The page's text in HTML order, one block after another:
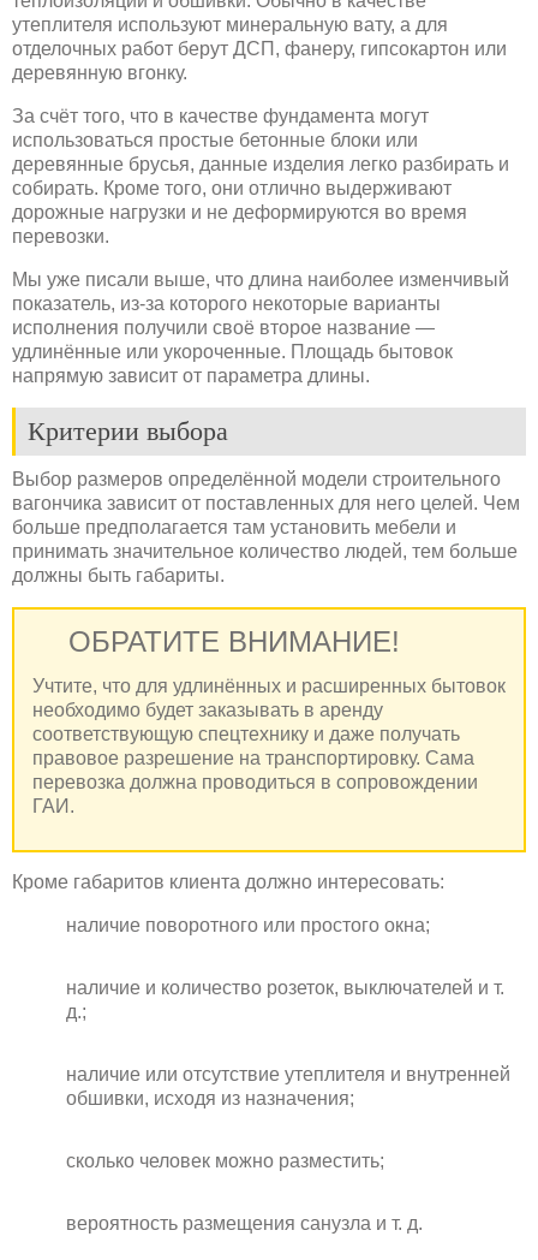
утеплителя используют минеральную вату, а для
отделочных работ берут ДСП, фанеру, гипсокартон или
деревянную вгонку.
За счёт того, что в качестве фундамента могут
использоваться простые бетонные блоки или
деревянные брусья, данные изделия легко разбирать и
собирать. Кроме того, они отлично выдерживают
дорожные нагрузки и не деформируются во время
перевозки.
Мы уже писали выше, что длина наиболее изменчивый
показатель, из-за которого некоторые варианты
исполнения получили своё второе название —
удлинённые или укороченные. Площадь бытовок
напрямую зависит от параметра длины.
Критерии выбора
Выбор размеров определённой модели строительного
вагончика зависит от поставленных для него целей. Чем
больше предполагается там установить мебели и
принимать значительное количество людей, тем больше
должны быть габариты.
ОБРАТИТЕ ВНИМАНИЕ!
Учтите, что для удлинённых и расширенных бытовок
необходимо будет заказывать в аренду
соответствующую спецтехнику и даже получать
правовое разрешение на транспортировку. Сама
перевозка должна проводиться в сопровождении
ГАИ.
Кроме габаритов клиента должно интересовать:
наличие поворотного или простого окна;
наличие и количество розеток, выключателей и т.
д.;
наличие или отсутствие утеплителя и внутренней
обшивки, исходя из назначения;
сколько человек можно разместить;
вероятность размещения санузла и т. д.